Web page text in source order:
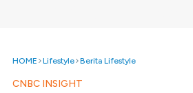
HOME Lifestyle Berita Lifestyle
CNBC INSIGHT